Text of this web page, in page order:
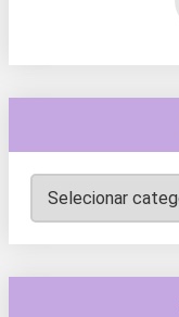
Categorias